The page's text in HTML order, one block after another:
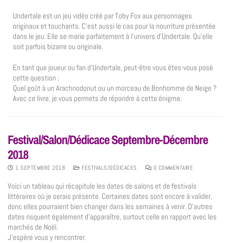
Undertale est un jeu vidéo créé par Toby Fox aux personnages
originaux et touchants. C’est aussi le cas pour la nourriture présentée
dans le jeu. Elle se marie parfaitement à l’univers d’Undertale. Qu’elle
soit parfois bizarre ou originale.
En tant que joueur ou fan d’Undertale, peut-être vous êtes-vous posé
cette question :
Quel goût à un Arachnodonut ou un morceau de Bonhomme de Neige ?
Avec ce livre, je vous permets de répondre à cette énigme.
Festival/Salon/Dédicace Septembre-Décembre
2018
1 SEPTEMBRE 2018 FESTIVALS/DÉDICACES 0 COMMENTAIRE
Voici un tableau qui récapitule les dates de salons et de festivals
littéraires où je serais présente. Certaines dates sont encore à valider,
donc elles pourraient bien changer dans les semaines à venir. D’autres
dates risquent également d’apparaître, surtout celle en rapport avec les
marchés de Noël.
J’espère vous y rencontrer.